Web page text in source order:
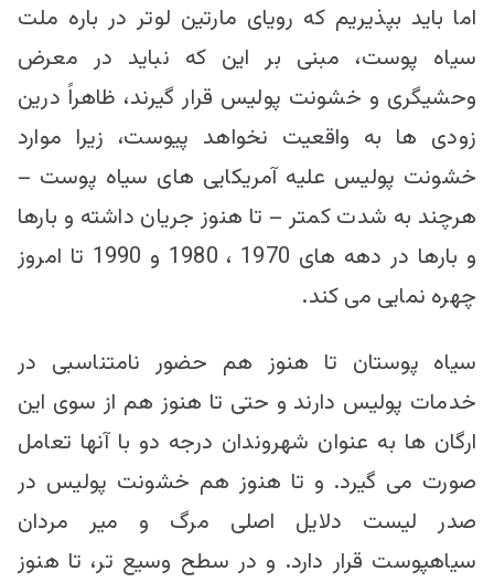
اما باید بپذیریم که رویای مارتین لوتر در باره ملت
سیاه پوست، مبنی بر این که نباید در معرض
وحشیگری و خشونت پولیس قرار گیرند، ظاهراً درین
زودی ها به واقعیت نخواهد پیوست، زیرا موارد
خشونت پولیس علیه آمریکایی های سیاه پوست –
هرچند به شدت کمتر – تا هنوز جریان داشته و بارها
و بارها در دهه های 1970 ، 1980 و 1990 تا امروز
چهره نمایی می کند.
سیاه پوستان تا هنوز هم حضور نامتناسبی در
خدمات پولیس دارند و حتی تا هنوز هم از سوی این
ارگان ها به عنوان شهروندان درجه دو با آنها تعامل
صورت می گیرد. و تا هنوز هم خشونت پولیس در
صدر لیست دلایل اصلی مرگ و میر مردان
سیاهپوست قرار دارد. و در سطح وسیع تر، تا هنوز